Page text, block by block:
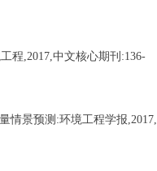
程,2017,中文核心期刊:136-
情景预测:环境工程学报,2017,